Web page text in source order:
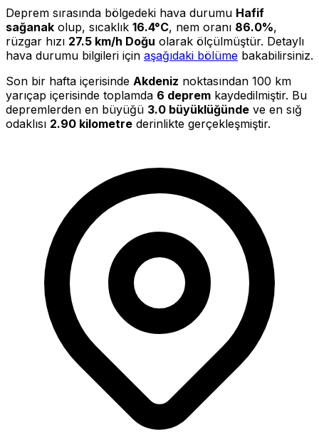
Deprem sırasında bölgedeki hava durumu Hafif
sağanak olup, sıcaklık 16.4°C, nem oranı 86.0%,
rüzgar hızı 27.5 km/h Doğu olarak ölçülmüştür. Detaylı
hava durumu bilgileri için aşağıdaki bölüme bakabilirsiniz.
Son bir hafta içerisinde Akdeniz noktasından 100 km
yarıçap içerisinde toplamda 6 deprem kaydedilmiştir. Bu
depremlerden en büyüğü 3.0 büyüklüğünde ve en sığ
odaklısı 2.90 kilometre derinlikte gerçekleşmiştir.